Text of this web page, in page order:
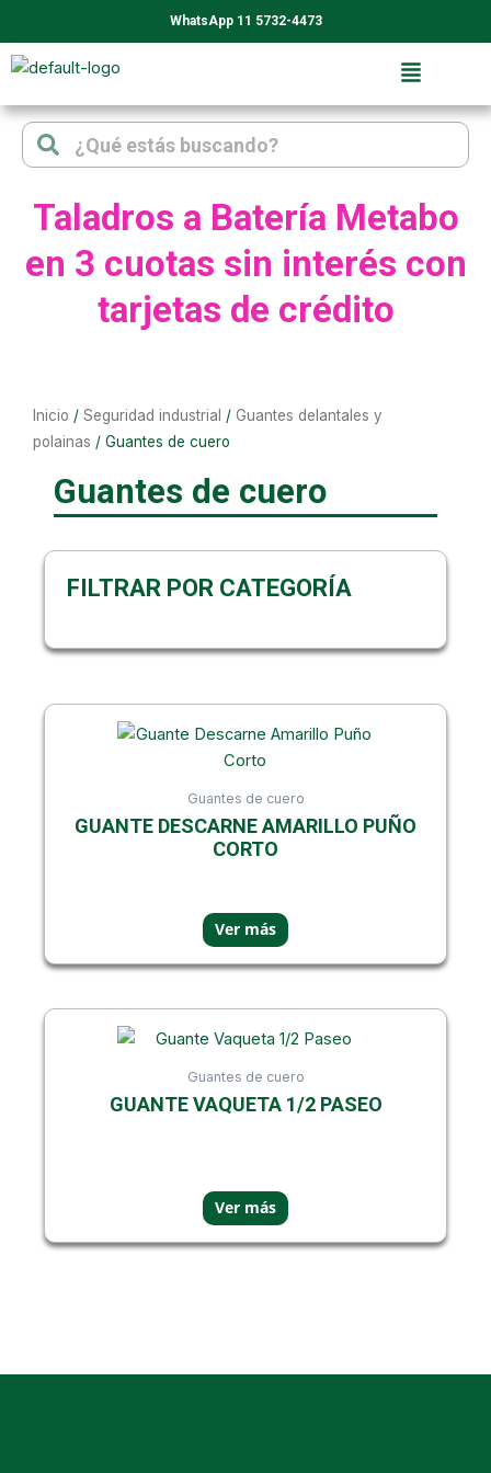
al
contenido
WhatsApp 11 5732-4473
Search Search
Taladros a Batería Metabo
en 3 cuotas sin interés con
tarjetas de crédito
Inicio / Seguridad industrial / Guantes delantales y
polainas / Guantes de cuero
Guantes de cuero
FILTRAR POR CATEGORÍA
Showing all 2 results
Guantes de cuero
GUANTE DESCARNE AMARILLO PUÑO
CORTO
Guantes de cuero
GUANTE VAQUETA 1/2 PASEO